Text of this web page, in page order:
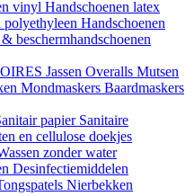
vinyl Handschoenen latex
polyethyleen Handschoenen
beschermhandschoenen
Jassen Overalls Mutsen
Mondmaskers Baardmaskers
papier Sanitaire
en cellulose doekjes
zonder water
Desinfectiemiddelen
Nierbekken